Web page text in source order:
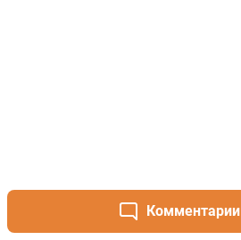
Комментарии